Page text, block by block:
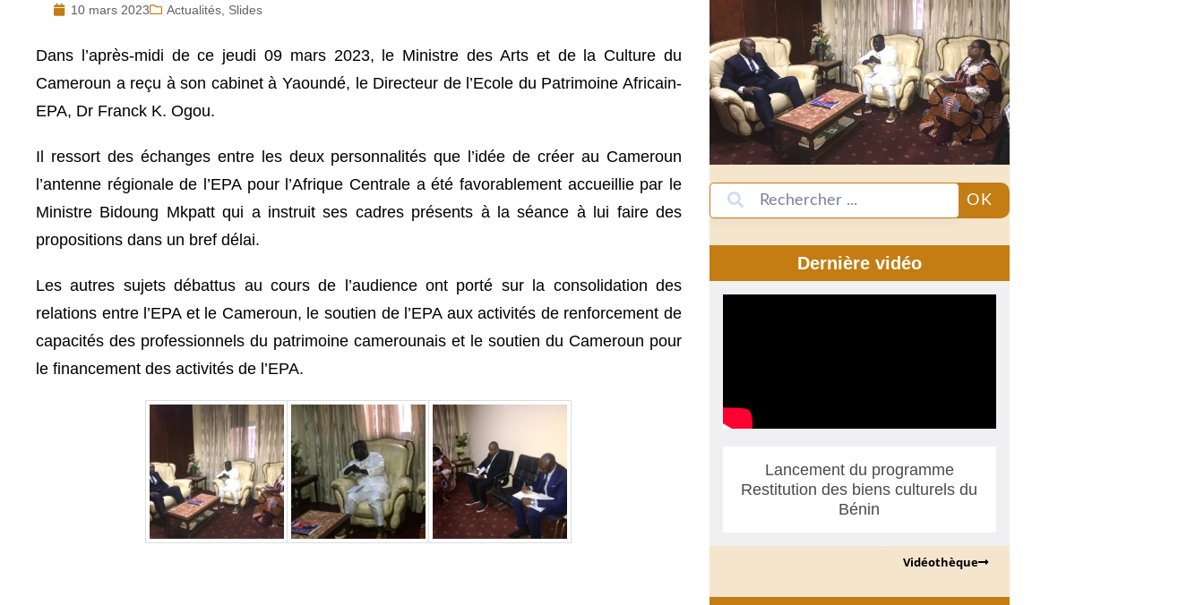
10 mars 2023 Actualités Slides
Dans l’après-midi de ce jeudi 09 mars 2023, le Ministre des Arts et de la Culture du
Cameroun a reçu à son cabinet à Yaoundé, le Directeur de l’Ecole du Patrimoine Africain-
EPA, Dr Franck K. Ogou.
Il ressort des échanges entre les deux personnalités que l’idée de créer au Cameroun
l’antenne régionale de l’EPA pour l’Afrique Centrale a été favorablement accueillie par le
Ministre Bidoung Mkpatt qui a instruit ses cadres présents à la séance à lui faire des
propositions dans un bref délai.
Les autres sujets débattus au cours de l’audience ont porté sur la consolidation des
relations entre l’EPA et le Cameroun, le soutien de l’EPA aux activités de renforcement de
capacités des professionnels du patrimoine camerounais et le soutien du Cameroun pour
le financement des activités de l’EPA.
OK
Dernière vidéo
Lancement du programme
Restitution des biens culturels du
Bénin
Vidéothèque